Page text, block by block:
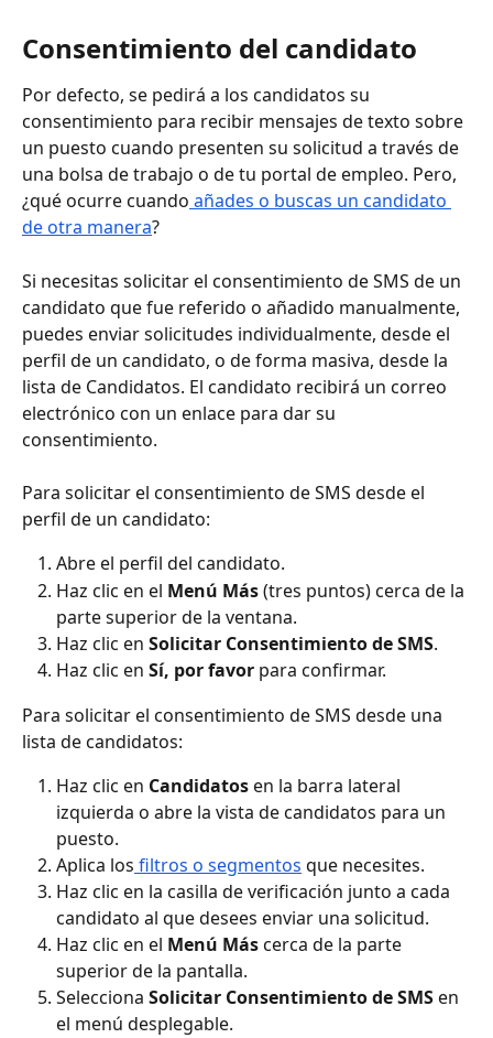
Consentimiento del candidato
Por defecto, se pedirá a los candidatos su
consentimiento para recibir mensajes de texto sobre
un puesto cuando presenten su solicitud a través de
una bolsa de trabajo o de tu portal de empleo. Pero,
¿qué ocurre cuando añades o buscas un candidato
de otra manera?
Si necesitas solicitar el consentimiento de SMS de un
candidato que fue referido o añadido manualmente,
puedes enviar solicitudes individualmente, desde el
perfil de un candidato, o de forma masiva, desde la
lista de Candidatos. El candidato recibirá un correo
electrónico con un enlace para dar su
consentimiento.
Para solicitar el consentimiento de SMS desde el
perfil de un candidato:
Abre el perfil del candidato.
Haz clic en el Menú Más (tres puntos) cerca de la
parte superior de la ventana.
Haz clic en Solicitar Consentimiento de SMS.
Haz clic en Sí, por favor para confirmar.
Para solicitar el consentimiento de SMS desde una
lista de candidatos:
Haz clic en Candidatos en la barra lateral
izquierda o abre la vista de candidatos para un
puesto.
Aplica los filtros o segmentos que necesites.
Haz clic en la casilla de verificación junto a cada
candidato al que desees enviar una solicitud.
Haz clic en el Menú Más cerca de la parte
superior de la pantalla.
Selecciona Solicitar Consentimiento de SMS en
el menú desplegable.